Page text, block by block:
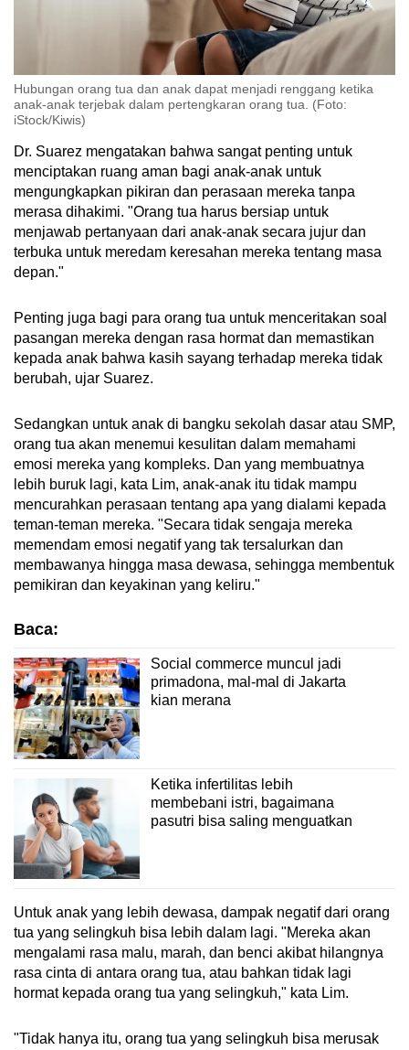
Hubungan orang tua dan anak dapat menjadi renggang ketika
anak-anak terjebak dalam pertengkaran orang tua. (Foto:
iStock/Kiwis)
Dr. Suarez mengatakan bahwa sangat penting untuk
menciptakan ruang aman bagi anak-anak untuk
mengungkapkan pikiran dan perasaan mereka tanpa
merasa dihakimi. "Orang tua harus bersiap untuk
menjawab pertanyaan dari anak-anak secara jujur dan
terbuka untuk meredam keresahan mereka tentang masa
depan."
Penting juga bagi para orang tua untuk menceritakan soal
pasangan mereka dengan rasa hormat dan memastikan
kepada anak bahwa kasih sayang terhadap mereka tidak
berubah, ujar Suarez.
Sedangkan untuk anak di bangku sekolah dasar atau SMP,
orang tua akan menemui kesulitan dalam memahami
emosi mereka yang kompleks. Dan yang membuatnya
lebih buruk lagi, kata Lim, anak-anak itu tidak mampu
mencurahkan perasaan tentang apa yang dialami kepada
teman-teman mereka. "Secara tidak sengaja mereka
memendam emosi negatif yang tak tersalurkan dan
membawanya hingga masa dewasa, sehingga membentuk
pemikiran dan keyakinan yang keliru."
Baca:
Social commerce muncul jadi
primadona, mal-mal di Jakarta
kian merana
Ketika infertilitas lebih
membebani istri, bagaimana
pasutri bisa saling menguatkan
Untuk anak yang lebih dewasa, dampak negatif dari orang
tua yang selingkuh bisa lebih dalam lagi. "Mereka akan
mengalami rasa malu, marah, dan benci akibat hilangnya
rasa cinta di antara orang tua, atau bahkan tidak lagi
hormat kepada orang tua yang selingkuh," kata Lim.
"Tidak hanya itu, orang tua yang selingkuh bisa merusak